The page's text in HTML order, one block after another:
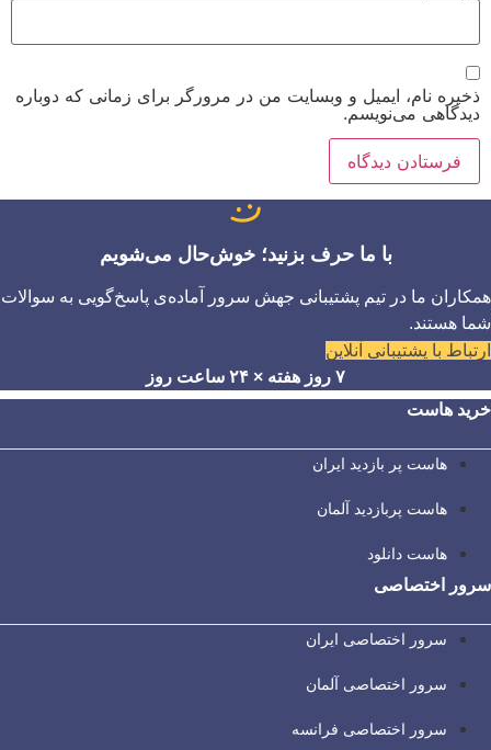
ذخیره نام، ایمیل و وبسایت من در مرورگر برای زمانی که دوباره
دیدگاهی می‌نویسم.
با ما حرف بزنید؛ خوش‌حال می‌شویم
همکاران ما در تیم پشتیبانی جهش سرور آماده‌ی پاسخ‌گویی به سوالات
شما هستند.
ارتباط با پشتیبانی آنلاین
۷ روز هفته × ۲۴ ساعت روز
خرید هاست
هاست پر بازدید ایران
هاست پربازدید آلمان
هاست دانلود
سرور اختصاصی
سرور اختصاصی ایران
سرور اختصاصی آلمان
سرور اختصاصی فرانسه